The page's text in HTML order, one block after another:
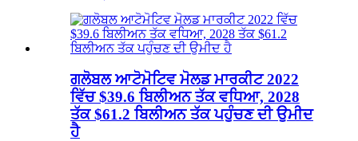
ਗਲੋਬਲ ਆਟੋਮੋਟਿਵ ਮੋਲਡ ਮਾਰਕੀਟ 2022
ਵਿੱਚ $39.6 ਬਿਲੀਅਨ ਤੱਕ ਵਧਿਆ, 2028
ਤੱਕ $61.2 ਬਿਲੀਅਨ ਤੱਕ ਪਹੁੰਚਣ ਦੀ ਉਮੀਦ
ਹੈ